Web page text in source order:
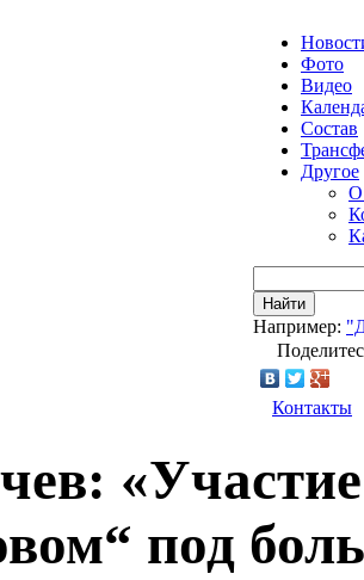
Фото
Видео
Состав
Другое
О
Найти
Например:
Контакты
под